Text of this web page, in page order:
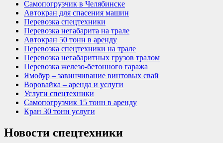
Самопогрузчик в Челябинске
Автокран для спасения машин
Перевозка спецтехники
Перевозка негабарита на трале
Автокран 50 тонн в аренду
Перевозка спецтехники на трале
Перевозка негабаритных грузов тралом
Перевозка железо-бетонного гаража
Ямобур – завинчивание винтовых свай
Воровайка – аренда и услуги
Услуги спецтехники
Самопогрузчик 15 тонн в аренду
Кран 30 тонн услуги
Новости спецтехники